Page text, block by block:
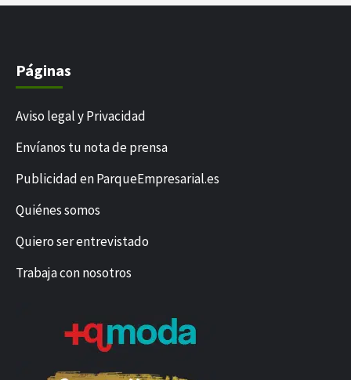
Páginas
Aviso legal y Privacidad
Envíanos tu nota de prensa
Publicidad en ParqueEmpresarial.es
Quiénes somos
Quiero ser entrevistado
Trabaja con nosotros